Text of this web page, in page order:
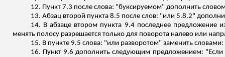
12. Пункт 7.3 после слова: "буксируемом" дополнить
13. Абзац второй пункта 8.5 после слов: "или 5.8.2"
14. В абзаце втором пункта 9.4 последнее предложение
менять полосу разрешается только для поворота налево или
15. В пункте 9.5 слова: "или разворотом" заменить
16. Пункт 9.6 дополнить следующим предложением: